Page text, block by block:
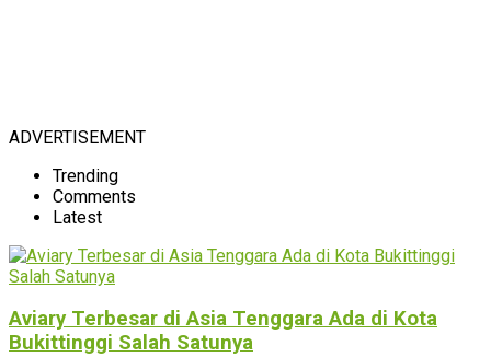
ADVERTISEMENT
Trending
Comments
Latest
Aviary Terbesar di Asia Tenggara Ada di Kota
Bukittinggi Salah Satunya